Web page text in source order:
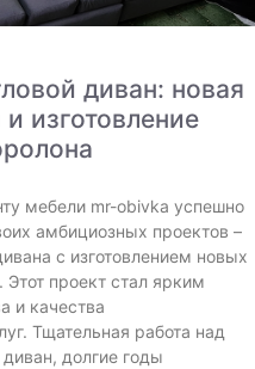
диван: новая
изготовление
мебели mr-obivka успешно
амбициозных проектов –
с изготовлением новых
проект стал ярким
и качества
Тщательная работа над
долгие годы